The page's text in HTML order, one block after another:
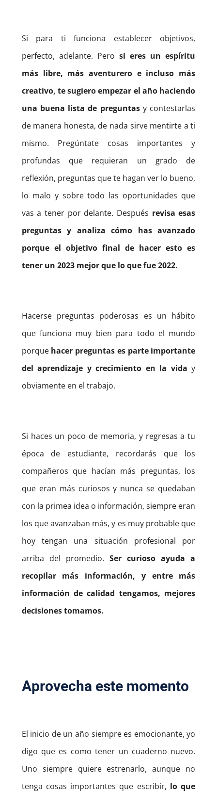
Si para ti funciona establecer objetivos,
perfecto, adelante. Pero si eres un espíritu
más libre, más aventurero e incluso más
creativo, te sugiero empezar el año haciendo
una buena lista de preguntas y contestarlas
de manera honesta, de nada sirve mentirte a ti
mismo. Pregúntate cosas importantes y
profundas que requieran un grado de
reflexión, preguntas que te hagan ver lo bueno,
lo malo y sobre todo las oportunidades que
vas a tener por delante. Después revisa esas
preguntas y analiza cómo has avanzado
porque el objetivo final de hacer esto es
tener un 2023 mejor que lo que fue 2022.
Hacerse preguntas poderosas es un hábito
que funciona muy bien para todo el mundo
porque hacer preguntas es parte importante
del aprendizaje y crecimiento en la viday
obviamente en el trabajo.
Si haces un poco de memoria, y regresas a tu
época de estudiante, recordarás que los
compañeros que hacían más preguntas, los
que eran más curiosos y nunca se quedaban
con la primea idea o información, siempre eran
los que avanzaban más, y es muy probable que
hoy tengan una situación profesional por
arriba del promedio. Ser curioso ayuda a
recopilar más información, y entre más
información de calidad tengamos, mejores
decisiones tomamos.
Aprovecha este momento
El inicio de un año siempre es emocionante, yo
digo que es como tener un cuaderno nuevo.
Uno siempre quiere estrenarlo, aunque no
tenga cosas importantes que escribir, lo que